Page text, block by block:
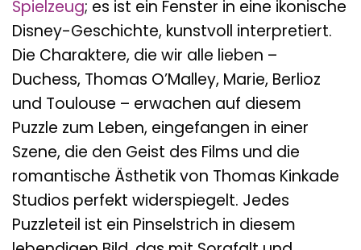
Spielzeug; es ist ein Fenster in eine ikonische
Disney-Geschichte, kunstvoll interpretiert.
Die Charaktere, die wir alle lieben –
Duchess, Thomas O’Malley, Marie, Berlioz
und Toulouse – erwachen auf diesem
Puzzle zum Leben, eingefangen in einer
Szene, die den Geist des Films und die
romantische Ästhetik von Thomas Kinkade
Studios perfekt widerspiegelt. Jedes
Puzzleteil ist ein Pinselstrich in diesem